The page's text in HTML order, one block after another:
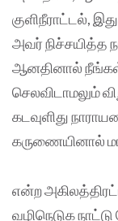
குளிநீராட்டல்,
அவர் நிச்சயித்த
ஆனதினால்
செலவிடாமலும்
கடவுளிது
கருணையினால்
என்ற
வழிநெடுக